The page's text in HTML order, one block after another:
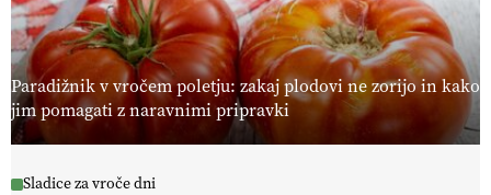
Paradižnik v vročem poletju: zakaj plodovi ne zorijo in kako
jim pomagati z naravnimi pripravki
Sladice za vroče dni